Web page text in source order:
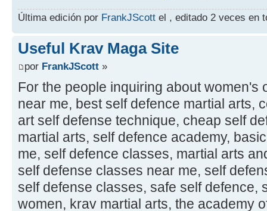
Última edición por FrankJScott el , editado 2 veces en
Useful Krav Maga Site
por FrankJScott »
For the people inquiring about women's
near me, best self defence martial arts,
art self defense technique, cheap self
martial arts, self defence academy,
me, self defence classes, martial arts
self defense classes near me, self
self defense classes, safe self defence,
women, krav martial arts, the academy